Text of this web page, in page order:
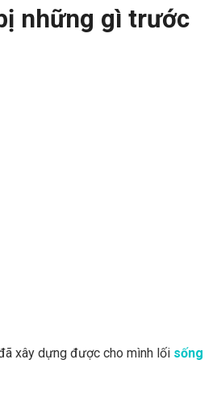
những gì trước
xây dựng được cho mình lối sống